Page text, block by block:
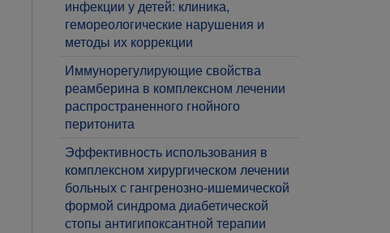
инфекции у детей: клиника,
гемореологические нарушения и
методы их коррекции
Иммунорегулирующие свойства
реамберина в комплексном лечении
распространенного гнойного
перитонита
Эффективность использования в
комплексном хирургическом лечении
больных с гангренозно-ишемической
формой синдрома диабетической
стопы антигипоксантной терапии